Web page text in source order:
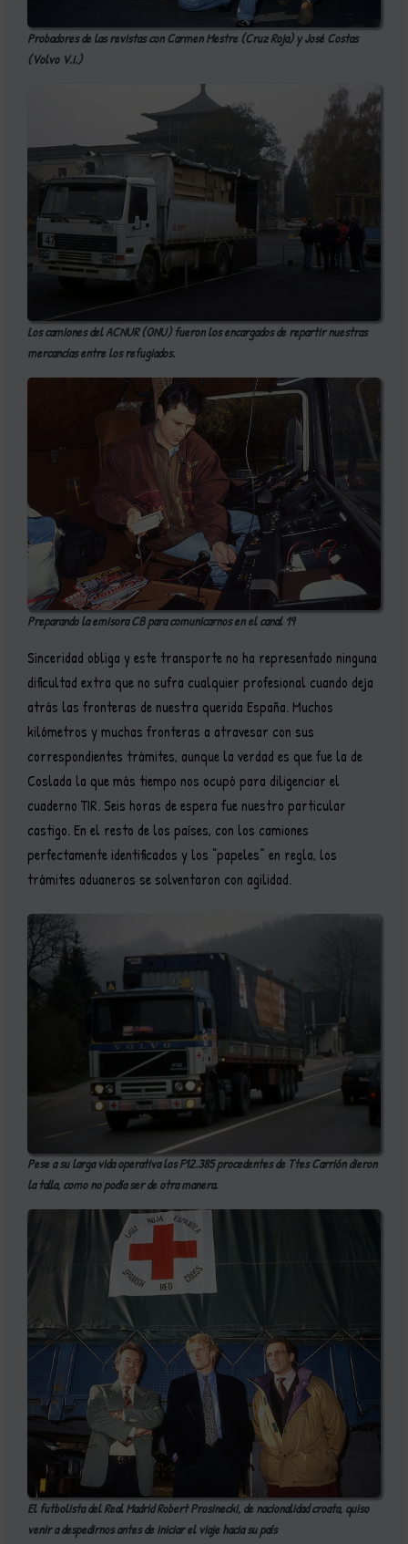
Probadores de las revistas con Carmen Mestre (Cruz Roja) y José Costas
(Volvo V.i.)
Los camiones del ACNUR (ONU) fueron los encargados de repartir nuestras
mercancías entre los refugiados.
Preparando la emisora CB para comunicarnos en el canal 19
Sinceridad obliga y este transporte no ha representado ninguna
dificultad extra que no sufra cualquier profesional cuando deja
atrás las fronteras de nuestra querida España. Muchos
kilómetros y muchas fronteras a atravesar con sus
correspondientes trámites, aunque la verdad es que fue la de
Coslada la que más tiempo nos ocupó para diligenciar el
cuaderno TIR. Seis horas de espera fue nuestro particular
castigo. En el resto de los países, con los camiones
perfectamente identificados y los “papeles” en regla, los
trámites aduaneros se solventaron con agilidad.
Pese a su larga vida operativa los F12.385 procedentes de Ttes Carrión dieron
la talla, como no podía ser de otra manera.
El futbolista del Real Madrid Robert Prosinecki, de nacionalidad croata, quiso
venir a despedirnos antes de iniciar el viaje hacia su país